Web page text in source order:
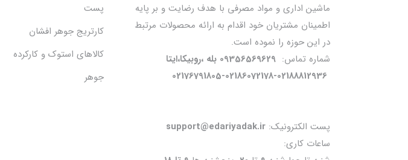
ماشین اداری و مواد مصرفی با هدف رضایت و بر پایه
اطمینان مشتریان خود اقدام به ارائه محصولات مرتبط
در این حوزه را نموده است.
شماره تماس:09356569629 بله ،روبیکا،ایتا
02176791805-02186072178-02188812936
پست الکترونیک: support@edariyadak.ir
ساعات کاری:
پست
کارتریج جوهر افشان
کالاهای استوک و کارکرده
جوهر